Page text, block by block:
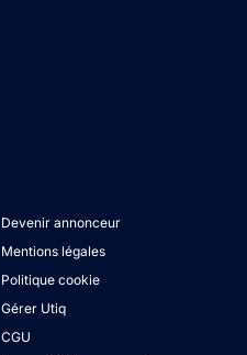
Devenir annonceur
Mentions légales
Politique cookie
Gérer Utiq
CGU